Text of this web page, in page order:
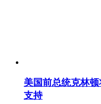
美国前总统克林
支持